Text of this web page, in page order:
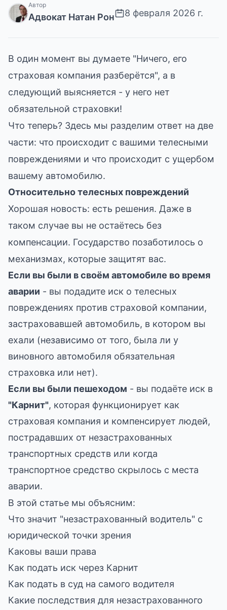
Автор
Адвокат Натан Рон 8 февраля 2026 г.
В один момент вы думаете "Ничего, его
страховая компания разберётся", а в
следующий выясняется - у него нет
обязательной страховки!
Что теперь? Здесь мы разделим ответ на две
части: что происходит с вашими телесными
повреждениями и что происходит с ущербом
вашему автомобилю.
Относительно телесных повреждений
Хорошая новость: есть решения. Даже в
таком случае вы не остаётесь без
компенсации. Государство позаботилось о
механизмах, которые защитят вас.
Если вы были в своём автомобиле во время
аварии - вы подадите иск о телесных
повреждениях против страховой компании,
застраховавшей автомобиль, в котором вы
ехали (независимо от того, была ли у
виновного автомобиля обязательная
страховка или нет).
Если вы были пешеходом - вы подаёте иск в
"Карнит", которая функционирует как
страховая компания и компенсирует людей,
пострадавших от незастрахованных
транспортных средств или когда
транспортное средство скрылось с места
аварии.
В этой статье мы объясним:
Что значит "незастрахованный водитель" с
юридической точки зрения
Каковы ваши права
Как подать иск через Карнит
Как подать в суд на самого водителя
Какие последствия для незастрахованного